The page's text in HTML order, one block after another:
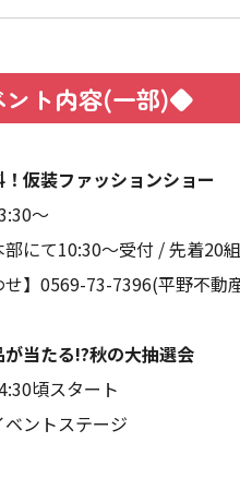
ト内容(一部)◆
仮装ファッションショー
～
部にて10:30～受付 / 先着20
せ】0569-73-7396(平野不動
当たる!?秋の大抽選会
頃スタート
ベントステージ